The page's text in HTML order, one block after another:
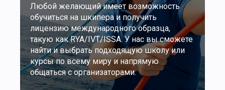
Любой желающий имеет возможность
обучиться на шкипера и получить
лицензию международного образца,
такую как RYA/IVT/ISSA. У нас вы сможете
найти и выбрать подходящую школу или
курсы по всему миру и напрямую
общаться с организаторами.